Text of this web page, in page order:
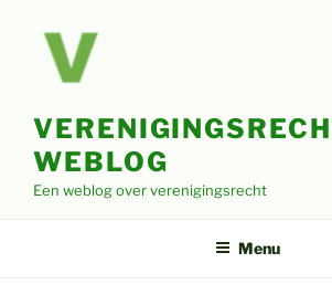
WEBLOG
Een weblog over verenigingsrecht
Menu